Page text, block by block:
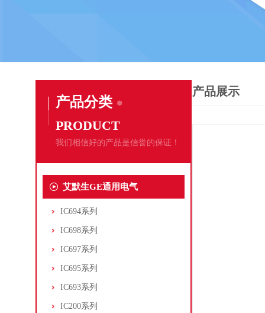
产品分类
PRODUCT
我们相信好的产品是信誉的保证！
艾默生GE通用电气
IC694系列
IC698系列
IC697系列
IC695系列
IC693系列
IC200系列
产品展示